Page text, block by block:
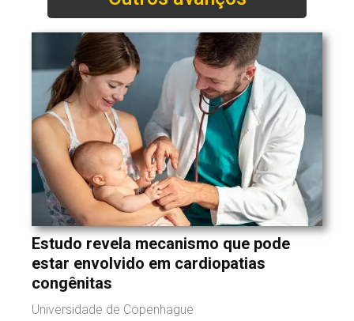
Estudo revela mecanismo que pode
estar envolvido em cardiopatias
congênitas
Universidade de Copenhague